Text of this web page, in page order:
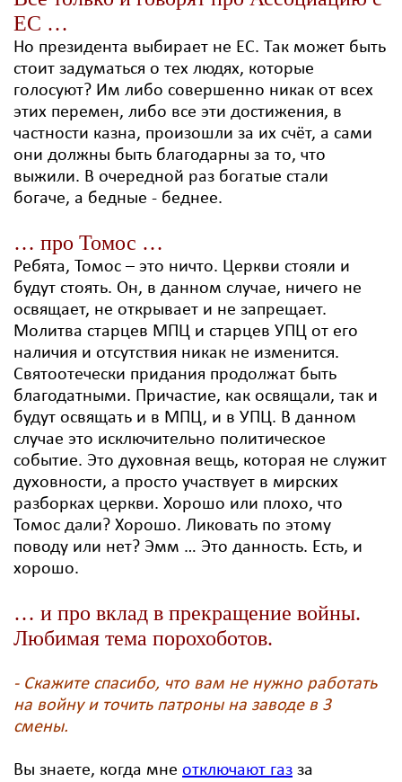
ЕС …
Но президента выбирает не ЕС. Так может быть
стоит задуматься о тех людях, которые
голосуют? Им либо совершенно никак от всех
этих перемен, либо все эти достижения, в
частности казна, произошли за их счёт, а сами
они должны быть благодарны за то, что
выжили. В очередной раз богатые стали
богаче, а бедные - беднее.
… про Томос …
Ребята, Томос – это ничто. Церкви стояли и
будут стоять. Он, в данном случае, ничего не
освящает, не открывает и не запрещает.
Молитва старцев МПЦ и старцев УПЦ от его
наличия и отсутствия никак не изменится.
Святоотечески придания продолжат быть
благодатными. Причастие, как освящали, так и
будут освящать и в МПЦ, и в УПЦ. В данном
случае это исключительно политическое
событие. Это духовная вещь, которая не служит
духовности, а просто участвует в мирских
разборках церкви. Хорошо или плохо, что
Томос дали? Хорошо. Ликовать по этому
поводу или нет? Эмм … Это данность. Есть, и
хорошо.
… и про вклад в прекращение войны.
Любимая тема порохоботов.
- Скажите спасибо, что вам не нужно работать
на войну и точить патроны на заводе в 3
смены.
Вы знаете, когда мне отключают газ за